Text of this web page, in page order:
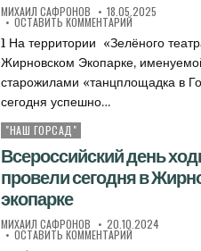
АВТОР:
МИХАИЛ САФРОНОВ ДАТА ПУБЛИКАЦИИ:
18.05.2025
ОСТАВИТЬ КОММЕНТАРИЙК ОТКРЫЛСЯ
1 На территории «Зелёного
Жирновском Экопарке,
старожилами «танцплощадка в
сегодня успешно…
Опубликовано в
"НАШ ГОРСАД"
Всероссийский день
провели сегодня в
экопарке
АВТОР:
МИХАИЛ САФРОНОВ ДАТА ПУБЛИКАЦИИ:
20.10.2024
ОСТАВИТЬ КОММЕНТАРИЙК